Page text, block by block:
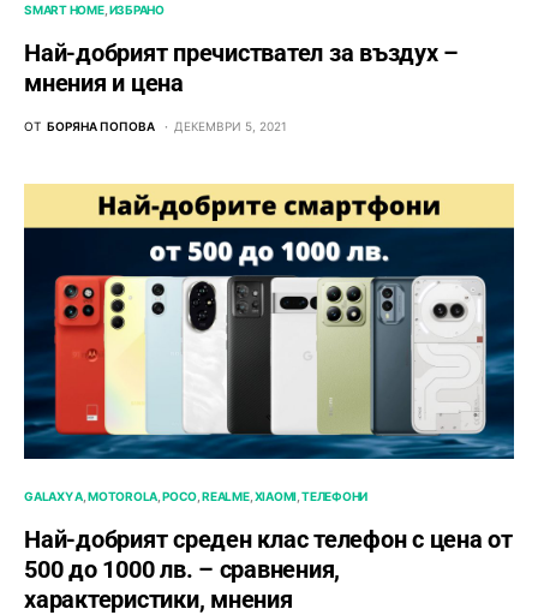
SMART HOME ИЗБРАНО
Най-добрият пречиствател за въздух –
мнения и цена
ОТ БОРЯНА ПОПОВА ДЕКЕМВРИ 5, 2021
GALAXY A MOTOROLA POCO REALME XIAOMI ТЕЛЕФОНИ
Най-добрият среден клас телефон с цена от
500 до 1000 лв. – сравнения,
характеристики, мнения